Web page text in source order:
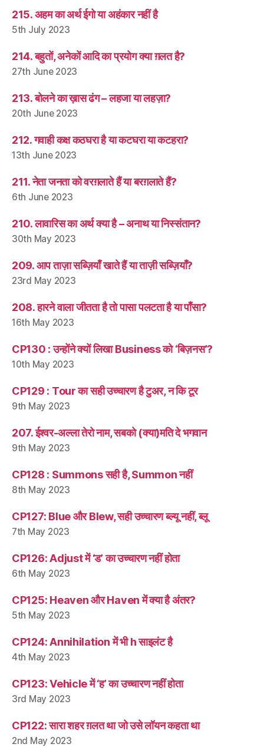
215. अहम का अर्थ ईगो या अहंकार नहीं है
5th July 2023
214. बहुतों, अनेकों आदि का प्रयोग क्या ग़लत है?
27th June 2023
213. बोलने का ख़ास ढंग – लहजा या लहज़ा?
20th June 2023
212. गवाही कक्ष कठघरा है या कटघरा या कटहरा?
13th June 2023
211. नेता जनता को वरग़लाते हैं या बरग़लाते हैं?
6th June 2023
210. लावारिस का अर्थ क्या है – अनाथ या निस्संतान?
30th May 2023
209. आप ताज़ा सब्ज़ियाँ खाते हैं या ताज़ी सब्ज़ियाँ?
23rd May 2023
208. हारने वाला जीतता है तो पासा पलटता है या पाँसा?
16th May 2023
CP130 : उन्होंने क्यों लिखा Business को ‘बिज़नस’?
10th May 2023
CP129 : Tour का सही उच्चारण है टुअर, न कि टूर
9th May 2023
207. ईश्वर-अल्ला तेरो नाम, सबको (क्या)मति दे भगवान
9th May 2023
CP128 : Summons सही है, Summon नहीं
8th May 2023
CP127: Blue और Blew, सही उच्चारण ब्ल्यू नहीं, ब्लू
7th May 2023
CP126: Adjust में ‘ड’ का उच्चारण नहीं होता
6th May 2023
CP125: Heaven और Haven में क्या है अंतर?
5th May 2023
CP124: Annihilation में भी h साइलंट है
4th May 2023
CP123: Vehicle में ‘ह’ का उच्चारण नहीं होता
3rd May 2023
CP122: सारा शहर ग़लत था जो उसे लॉयन कहता था
2nd May 2023